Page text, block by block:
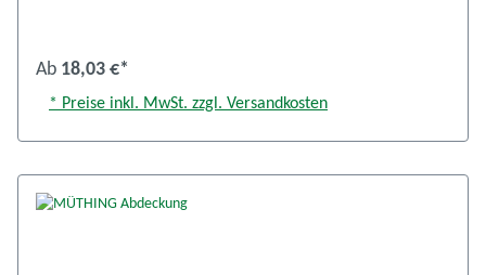
Ab 18,03 €*
* Preise inkl. MwSt. zzgl. Versandkosten